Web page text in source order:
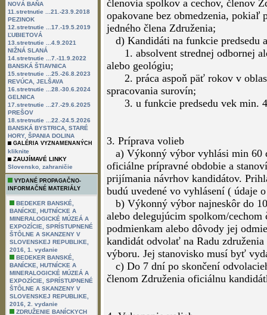
NOVÁ BAŇA
11.stretnutie ...21.-23.9.2018
PEZINOK
12.stretnutie ...17.-19.5.2019
ĽUBIETOVÁ
13.stretnutie ...4.9.2021
NIŽNÁ SLANÁ
14.stretnutie ...7.-11.9.2022
BANSKÁ ŠTIAVNICA
15.stretnutie ...25.-26.8.2023
REVÚCA, JELŠAVA
16.stretnutie ...28.-30.6.2024
GELNICA
17.stretnutie ...27.-29.6.2025
PREŠOV
18.stretnutie ...22.-24.5.2026
BANSKÁ BYSTRICA, STARÉ
HORY, ŠPANIA DOLINA
GALÉRIA VYZNAMENANÝCH
kliknite
ZAUJÍMAVÉ LINKY
Slovensko zahraničie
VYDANÉ PROPAGAČNO-
INFORMAČNÉ MATERIÁLY
BEDEKER BANSKÉ,
BANÍCKE, HUTNÍCKE A
MINERALOGICKÉ MÚZEÁ A
EXPOZÍCIE, SPRÍSTUPNENÉ
ŠTÔLNE A SKANZENY V
SLOVENSKEJ REPUBLIKE,
2016, 1. vydanie
BEDEKER BANSKÉ,
BANÍCKE, HUTNÍCKE A
MINERALOGICKÉ MÚZEÁ A
EXPOZÍCIE, SPRÍSTUPNENÉ
ŠTÔLNE A SKANZENY V
SLOVENSKEJ REPUBLIKE,
2016, 2. vydanie
ZDRUŽENIE BANÍCKYCH
2. Kandidovať do hore uvedených
a) kandidát jedného alebo
že musí byť členom spolku/cechu,
b) nezávislý kandidát, ktorý nie je
Združenia, musí však byť členom
združenia;
c) právo uchádzať sa o zvolenie
jedného člena Združenia;
d) Kandidáti na funkcie predsedu
1. absolvent strednej odbornej
alebo geológiu;
2. práca aspoň päť rokov v
spracovania surovín;
3. u funkcie predsedu vek min.
3. Príprava volieb
a) Výkonný výbor vyhlási min 60
oficiálne prípravné obdobie a